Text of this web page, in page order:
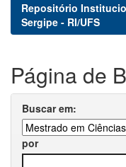
Repositório
Sergipe - RI/UFS
Página de
Buscar em:
por